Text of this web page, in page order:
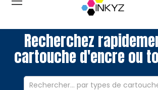
Recherchez
cartouche d'encre ou